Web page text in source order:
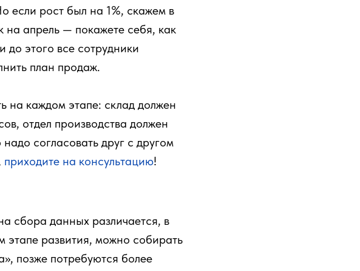
если рост был на 1%, скажем в
на апрель — покажете себя, как
до этого все сотрудники
план продаж.
на каждом этапе: склад должен
отдел производства должен
согласовать друг с другом
приходите на консультацию!
сбора данных различается, в
развития, можно собирать
позже потребуются более